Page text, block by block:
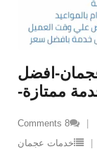
افضل
ممتازة-
8
Comments
خدمات عجمان